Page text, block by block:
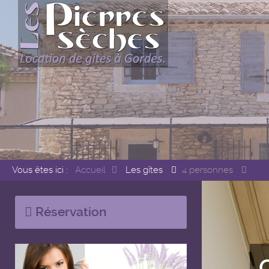
Vous êtes ici : Accueil Les gîtes 4 personnes
Réservation